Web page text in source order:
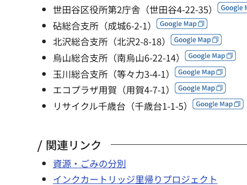
世田谷区役所第2庁舎（世田谷4-22-35）
砧総合支所（成城6-2-1）
北沢総合支所（北沢2-8-18）
烏山総合支所（南烏山6-22-14）
玉川総合支所（等々力3-4-1）
エコプラザ用賀（用賀4-7-1）
リサイクル千歳台（千歳台1-1-5）
関連リンク
資源・ごみの分別
インクカートリッジ里帰りプロジェクト